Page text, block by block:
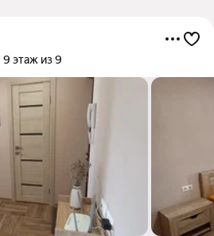
9 этаж из 9